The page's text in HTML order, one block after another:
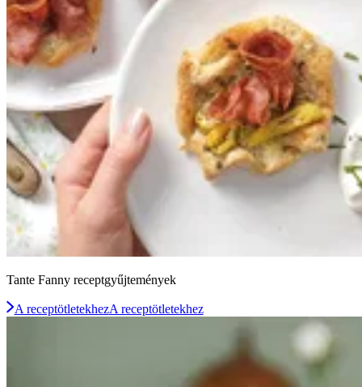
Tante Fanny receptgyűjtemények
A receptötletekhezA receptötletekhez